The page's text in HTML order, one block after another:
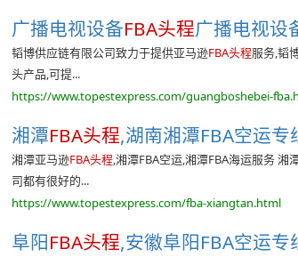
广播电视设备FBA头程广播电视设
韬博供应链有限公司致力于提供亚马逊FBA头程服务,韬
头产品,可提...
https://www.topestexpress.com/guangboshebei-
湘潭FBA头程,湖南湘潭FBA空运
湘潭亚马逊FBA头程,湘潭FBA空运,湘潭FBA海运服务
司都有很好的...
https://www.topestexpress.com/fba-xiangtan.html
阜阳FBA头程,安徽阜阳FBA空运